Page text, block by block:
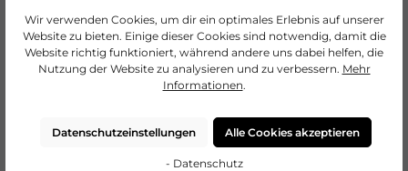
Wenn eine DiebstahlsicherungBilderrahmenschützen soll, müssen
manchmal innovative Lösungen gefunden werden. Daher haben
wir uns zur Aufgabe gemacht, dir eine effektive Möglichkeit zur
Diebstahlsicherung deines Bilderrahmens anbieten zu können.
Finde heraus, wie die neueste Methode der Diebstahlsicherung
finanziell wertvollen Kunstwerke sicher präsentierbar machen.
Wir verwenden Cookies, um dir ein optimales Erlebnis auf unserer
Website zu bieten. Einige dieser Cookies sind notwendig, damit die
Website richtig funktioniert, während andere uns dabei helfen, die
Nutzung der Website zu analysieren und zu verbessern. Mehr
Informationen.
Datenschutzeinstellungen Alle Cookies akzeptieren
- Datenschutz